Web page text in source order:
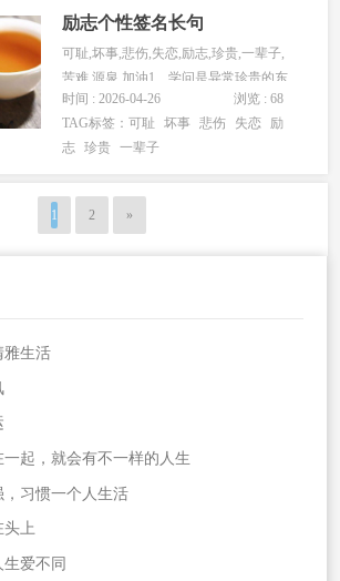
励志个性签名长句
可耻,坏事,悲伤,失恋,励志,珍贵,一辈子,
苦难,源泉,加油1、学问是异常珍贵的东
西，从任何源泉吸收...
时间 : 2026-04-26
浏览 : 68
TAG标签：可耻 坏事 悲伤 失恋
励
志 珍贵 一辈子
1 2 »
雅生活
起，就会有不一样的人生
，习惯一个人生活
头上
爱不同